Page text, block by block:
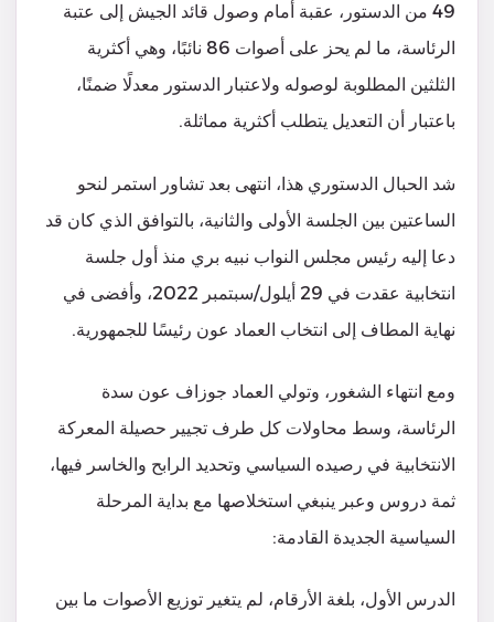
49 من الدستور، عقبة أمام وصول قائد الجيش إلى عتبة
الرئاسة، ما لم يحز على أصوات 86 نائبًا، وهي أكثرية
الثلثين المطلوبة لوصوله ولاعتبار الدستور معدلًا ضمنًا،
باعتبار أن التعديل يتطلب أكثرية مماثلة.
شد الحبال الدستوري هذا، انتهى بعد تشاور استمر لنحو
الساعتين بين الجلسة الأولى والثانية، بالتوافق الذي كان قد
دعا إليه رئيس مجلس النواب نبيه بري منذ أول جلسة
انتخابية عقدت في 29 أيلول/سبتمبر 2022، وأفضى في
نهاية المطاف إلى انتخاب العماد عون رئيسًا للجمهورية.
ومع انتهاء الشغور، وتولي العماد جوزاف عون سدة
الرئاسة، وسط محاولات كل طرف تجيير حصيلة المعركة
الانتخابية في رصيده السياسي وتحديد الرابح والخاسر فيها،
ثمة دروس وعبر ينبغي استخلاصها مع بداية المرحلة
السياسية الجديدة القادمة:
الدرس الأول، بلغة الأرقام، لم يتغير توزيع الأصوات ما بين